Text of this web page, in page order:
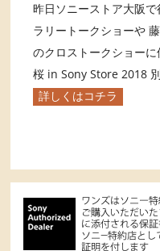
昨日ソニーストア大阪
ラリートークショーや
のクロストークショー
桜 in Sony Store 2018
詳しくはコチラ